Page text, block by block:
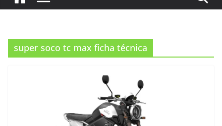
super soco tc max ficha técnica